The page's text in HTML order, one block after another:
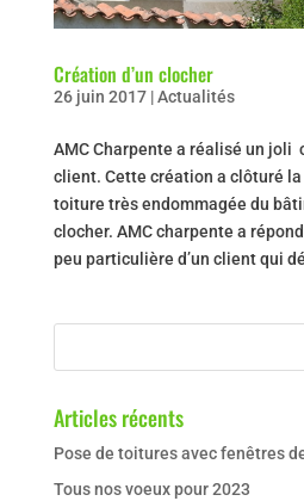
Création d’un clocher
26 juin 2017|Actualités
AMC Charpente a réalisé un joli
client. Cette création a clôturé
toiture très endommagée du
clocher. AMC charpente a
peu particulière d’un client qui
Articles récents
Pose de toitures avec fenêtres
Tous nos voeux pour 2023